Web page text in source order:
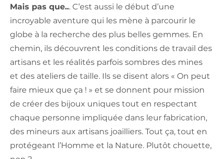
Mais pas que... C’est aussi le début d’une
incroyable aventure qui les mène à parcourir le
globe à la recherche des plus belles gemmes. En
chemin, ils découvrent les conditions de travail des
artisans et les réalités parfois sombres des mines
et des ateliers de taille. Ils se disent alors « On peut
faire mieux que ça ! » et se donnent pour mission
de créer des bijoux uniques tout en respectant
chaque personne impliquée dans leur fabrication,
des mineurs aux artisans joailliers. Tout ça, tout en
protégeant l’Homme et la Nature. Plutôt chouette,